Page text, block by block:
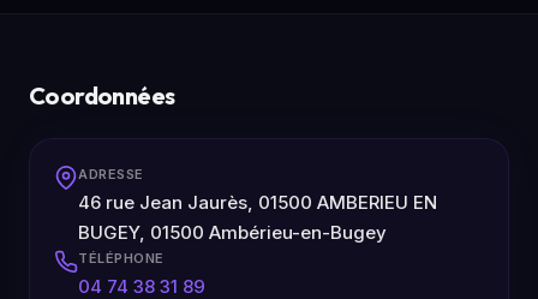
Coordonnées
ADRESSE
46 rue Jean Jaurès, 01500 AMBERIEU EN
BUGEY, 01500 Ambérieu-en-Bugey
TÉLÉPHONE
04 74 38 31 89